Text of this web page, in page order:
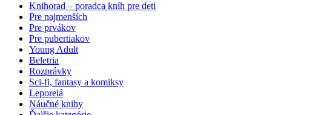
Knihorad – poradca kníh pre deti
Pre najmenších
Pre prvákov
Pre pubertiakov
Young Adult
Beletria
Rozprávky
Sci-fi, fantasy a komiksy
Leporelá
Náučné knihy